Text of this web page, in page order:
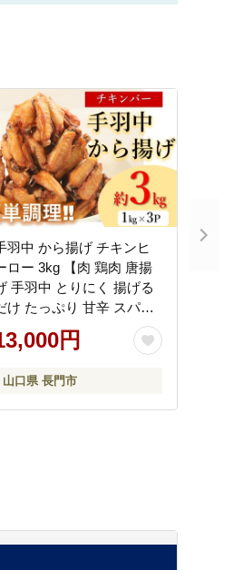
羽中 から揚げ チキンヒ
ロー 3kg 【肉 鶏肉 唐揚
手羽中 とりにく 揚げる
け たっぷり 甘辛 スパイ
シー チキンバー からあげ
弁当 おかず おつまみ 大
市】(1004)
円
山口県 長門市